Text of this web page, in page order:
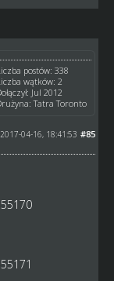
postów: 338
wątków: 2
Jul 2012
Tatra Toronto
#85
04-16, 18:41:53